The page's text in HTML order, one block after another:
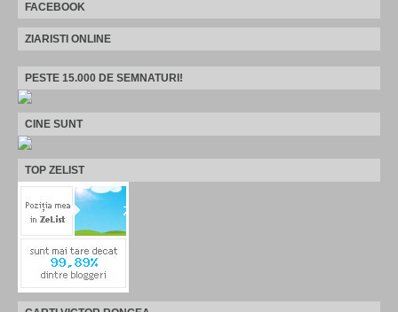
FACEBOOK
ZIARISTI ONLINE
PESTE 15.000 DE SEMNATURI!
CINE SUNT
TOP ZELIST